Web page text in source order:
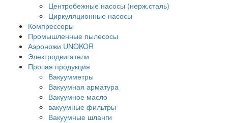
Центробежные насосы (нерж.сталь)
Циркуляционные насосы
Компрессоры
Промышленные пылесосы
Аэроножи UNOKOR
Электродвигатели
Прочая продукция
Вакуумметры
Вакуумная арматура
Вакуумное масло
вакуумные фильтры
Вакуумные шланги